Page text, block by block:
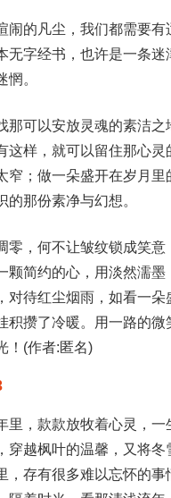
闹的凡尘，我们都需要
无字经书，也许是一条
。
那可以安放灵魂的素洁
这样，就可以留住那心
窄；做一朵盛开在岁月
那份素净与幻想。
零，何不让皱纹锁成笑
颗简约的心，用淡然濡
对待红尘烟雨，如看一
积攒了冷暖。用一路的
！(作者:匿名)
里，款款放牧着心灵，
穿越枫叶的温馨，又将
，存有很多难以忘怀的